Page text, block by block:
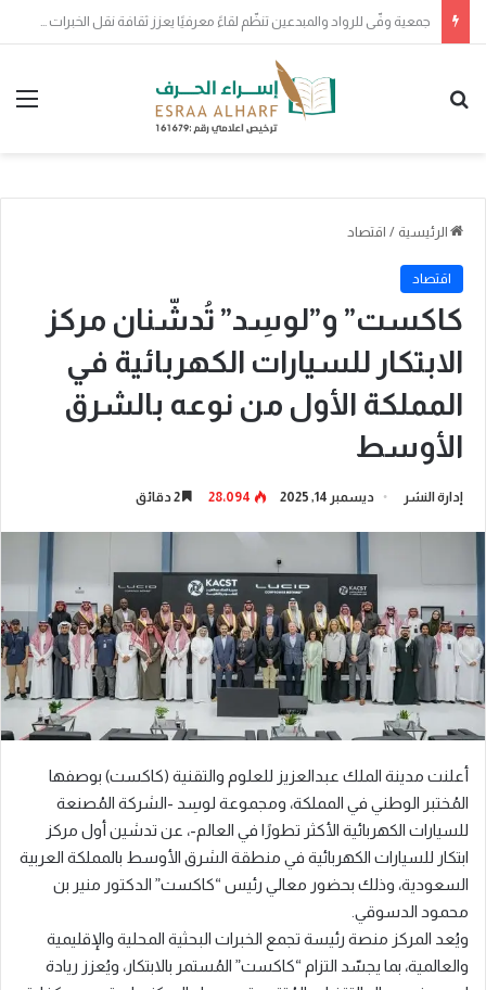
صدور موافقة خادم الحرمين الشريفين على منح وسام الملك عبدالعزيز من الدرجة الثالثة لـ200 مواطن ومواطنة لتبرع كل منهم بأحد أعضائه الرئيسة
الرئيسية / اقتصاد
اقتصاد
كاكست” و”لوسِد” تُدشّنان مركز
الابتكار للسيارات الكهربائية في
المملكة الأول من نوعه بالشرق
الأوسط
إدارة النشر ديسمبر 14, 2025 28٬094
أعلنت مدينة الملك عبدالعزيز للعلوم والتقنية (كاكست) بوصفها
المُختبر الوطني في المملكة، ومجموعة لوسِد -الشركة المُصنعة
للسيارات الكهربائية الأكثر تطورًا في العالم-، عن تدشين أول مركز
ابتكار للسيارات الكهربائية في منطقة الشرق الأوسط بالمملكة العربية
السعودية، وذلك بحضور معالي رئيس “كاكست” الدكتور منير بن
محمود الدسوقي.
ويُعد المركز منصة رئيسة تجمع الخبرات البحثية المحلية والإقليمية
والعالمية، بما يجسّد التزام “كاكست” المُستمر بالابتكار، ويُعزز ريادة